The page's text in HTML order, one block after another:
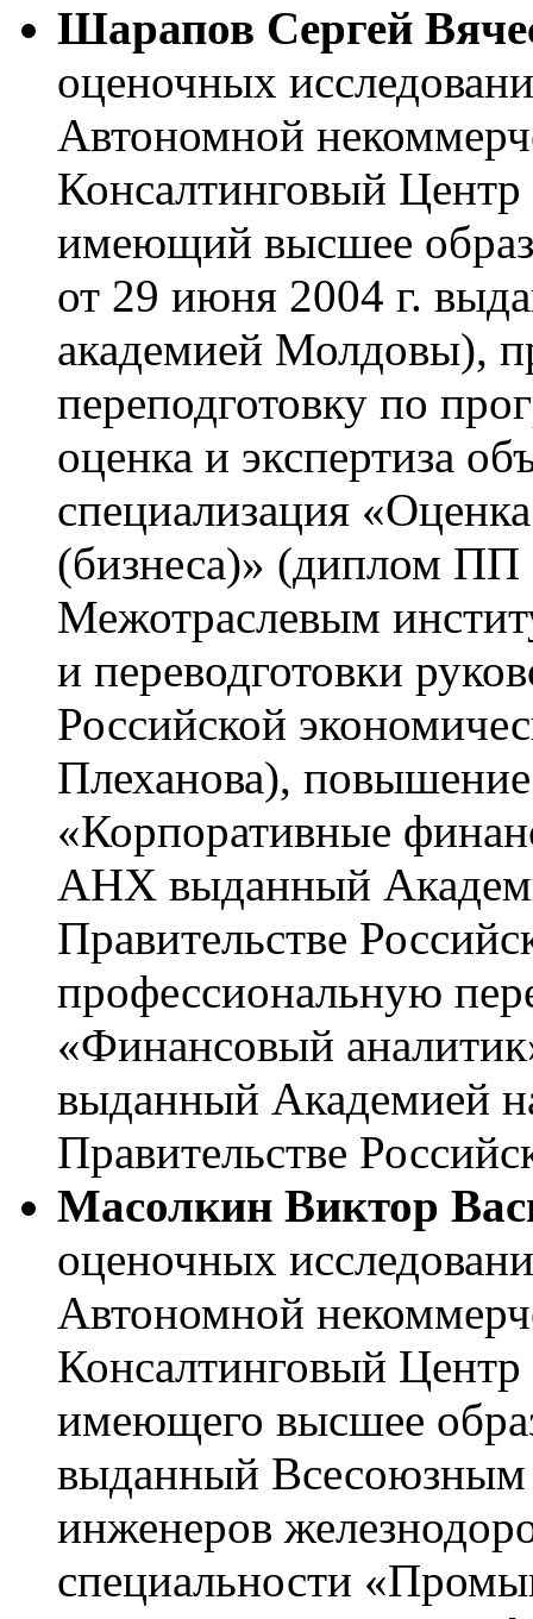
Шарапов Сергей
оценочных
Автономной
Консалтинговый Центр
имеющий высшее
от 29 июня 2004 г.
академией Молдовы),
переподготовку по
оценка и экспертиза
специализация
(бизнеса)» (диплом
Межотраслевым
и переводготовки
Российской
Плеханова),
«Корпоративные
АНХ выданный
Правительстве
профессиональную
«Финансовый
выданный Академией
Правительстве
Масолкин Виктор
оценочных
Автономной
Консалтинговый Центр
имеющего высшее
выданный Всесоюзным
инженеров
специальности